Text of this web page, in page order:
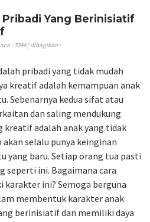
Yang Berinisiatif
: 3344 | dibagikan :
pribadi yang tidak mudah
kreatif adalah kemampuan anak
Sebenarnya kedua sifat atau
dan saling mendukung.
kreatif adalah anak yang tidak
selalu punya keinginan
yang baru. Setiap orang tua pasti
seperti ini. Bagaimana cara
ini? Semoga berguna
membentuk karakter anak
berinisiatif dan memiliki daya